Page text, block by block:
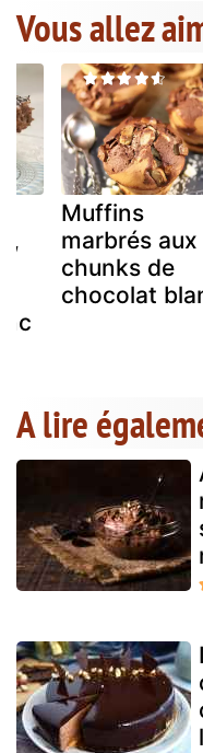
Vous allez
Muffins
marbrés aux
chunks de
chocolat
A lire